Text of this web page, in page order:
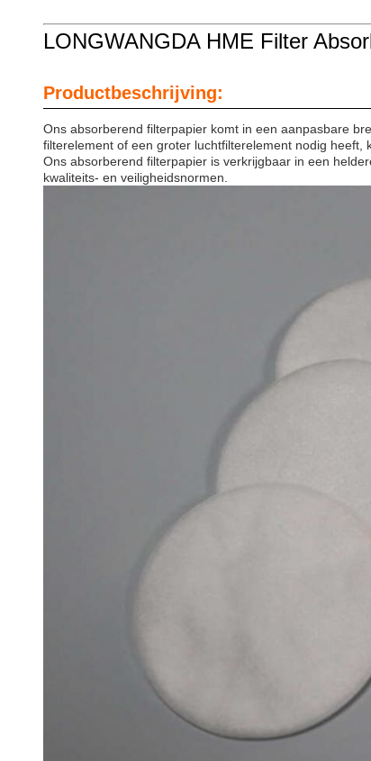
LONGWANGDA HME Filter
Productbeschrijving:
Ons absorberend filterpapier komt in een aanpasbare
filterelement of een groter luchtfilterelement nodig heeft,
Ons absorberend filterpapier is verkrijgbaar in een
kwaliteits- en veiligheidsnormen.